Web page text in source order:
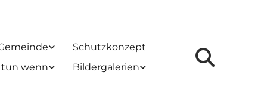
Schutzkonzept
tun wenn
Bildergalerien